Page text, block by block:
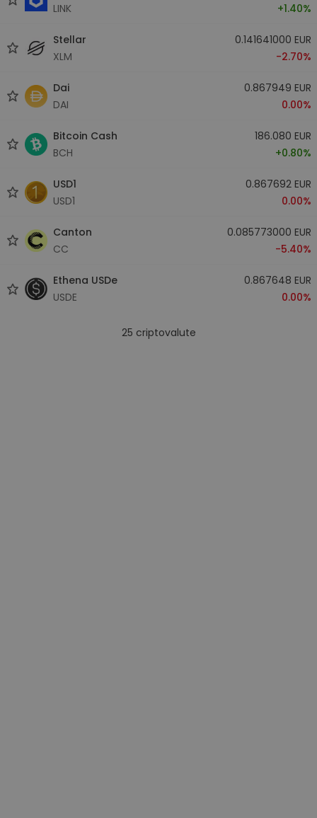
LINK
+1.40%
Stellar
XLM
0.141641000 EUR
-2.70%
Dai
DAI
0.867949 EUR
0.00%
Bitcoin Cash
BCH
186.080 EUR
+0.80%
USD1
USD1
0.867692 EUR
0.00%
Canton
CC
0.085773000 EUR
-5.40%
Ethena USDe
USDE
0.867648 EUR
0.00%
25 criptovalute